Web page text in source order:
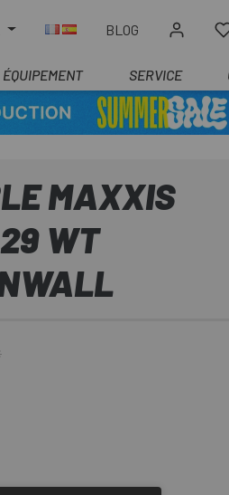
BLOG
ÉQUIPEMENT SERVICE
MAXXIS
WT